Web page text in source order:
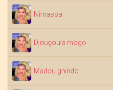
Nimassa
Djougoula mogo
Madou gnindo